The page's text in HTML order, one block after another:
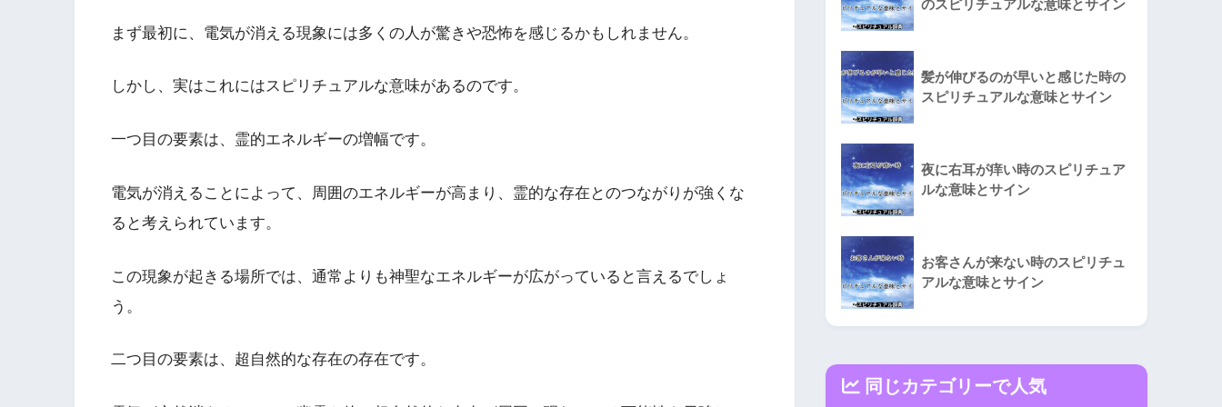
まず最初に、電気が消える現象には多くの人が驚きや恐怖を感じるかもしれません。
しかし、実はこれにはスピリチュアルな意味があるのです。
一つ目の要素は、霊的エネルギーの増幅です。
電気が消えることによって、周囲のエネルギーが高まり、霊的な存在とのつながりが強くな
ると考えられています。
この現象が起きる場所では、通常よりも神聖なエネルギーが広がっていると言えるでしょ
う。
二つ目の要素は、超自然的な存在の存在です。
のスピリチュアルな意味とサイン
髪が伸びるのが早いと感じた時の
スピリチュアルな意味とサイン
夜に右耳が痒い時のスピリチュア
ルな意味とサイン
お客さんが来ない時のスピリチュ
アルな意味とサイン
同じカテゴリーで人気